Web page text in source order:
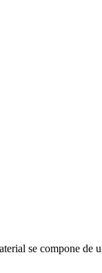
se compone de